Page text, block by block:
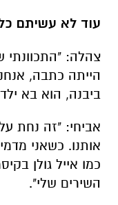
עוד לא עשיתם
צהלה: "התכוונתי
הייתה כתבה,
ביבנה, הוא בא
אביחי: "זה נחת
אותנו. כשאני
כמו אייל גולן
השירים שלי".